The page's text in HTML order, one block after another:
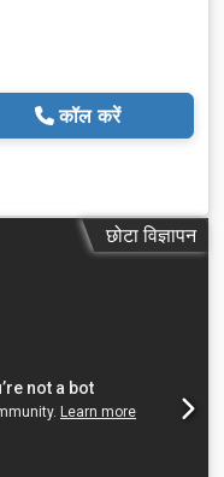
कॉल करें
छोटा विज्ञापन